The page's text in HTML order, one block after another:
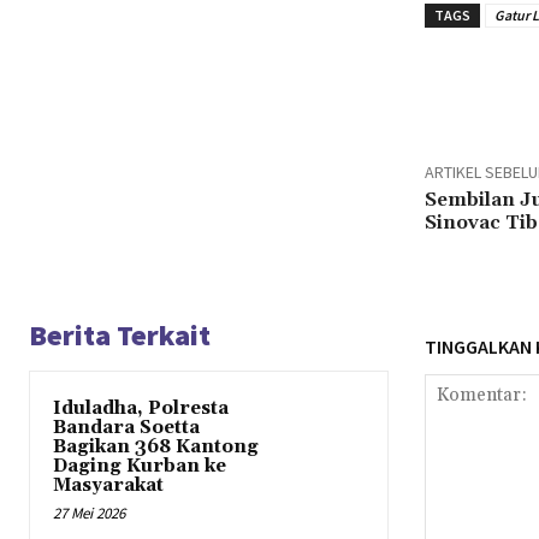
TAGS Gatur
ARTIKEL
Sembilan
Sinovac
Berita Terkait
Iduladha, Polresta
Bandara Soetta
Bagikan 368 Kantong
Daging Kurban ke
Masyarakat
27 Mei 2026
TINGGALKAN